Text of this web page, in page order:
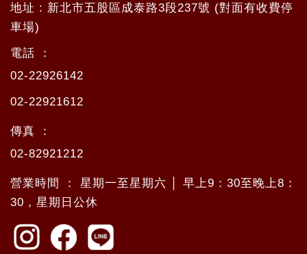
地址 : 新北市五股區成泰路3段237號 (對面有收費停
車場)
電話 ：
02-22926142
02-22921612
傳真 ：
02-82921212
營業時間 ： 星期一至星期六 │ 早上9：30至晚上8：
30，星期日公休